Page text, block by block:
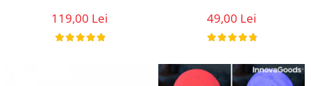
119,00 Lei 49,00 Lei